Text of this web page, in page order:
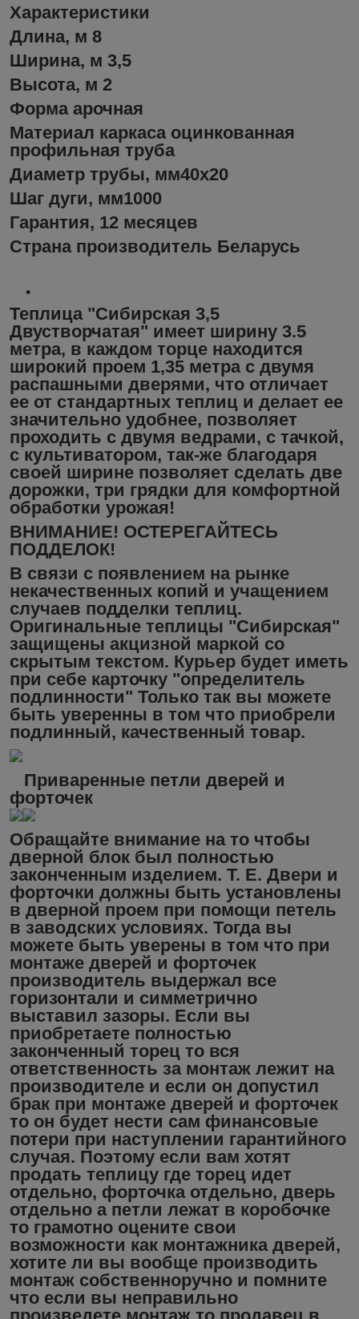
Характеристики
Длина, м 8
Ширина, м 3,5
Высота, м 2
Форма арочная
Материал каркаса оцинкованная
профильная труба
Диаметр трубы, мм40x20
Шаг дуги, мм1000
Гарантия, 12 месяцев
Страна производитель Беларусь
Теплица "Сибирская 3,5
Двустворчатая" имеет ширину 3.5
метра, в каждом торце находится
широкий проем 1,35 метра с двумя
распашными дверями, что отличает
ее от стандартных теплиц и делает ее
значительно удобнее, позволяет
проходить с двумя ведрами, с тачкой,
с культиватором, так-же благодаря
своей ширине позволяет сделать две
дорожки, три грядки для комфортной
обработки урожая!
ВНИМАНИЕ! ОСТЕРЕГАЙТЕСЬ
ПОДДЕЛОК!
В связи с появлением на рынке
некачественных копий и учащением
случаев подделки теплиц.
Оригинальные теплицы "Сибирская"
защищены акцизной маркой со
скрытым текстом. Курьер будет иметь
при себе карточку "определитель
подлинности" Только так вы можете
быть уверенны в том что приобрели
подлинный, качественный товар.
Приваренные петли дверей и
форточек
Обращайте внимание на то чтобы
дверной блок был полностью
законченным изделием. Т. Е. Двери и
форточки должны быть установлены
в дверной проем при помощи петель
в заводских условиях. Тогда вы
можете быть уверены в том что при
монтаже дверей и форточек
производитель выдержал все
горизонтали и симметрично
выставил зазоры. Если вы
приобретаете полностью
законченный торец то вся
ответственность за монтаж лежит на
производителе и если он допустил
брак при монтаже дверей и форточек
то он будет нести сам финансовые
потери при наступлении гарантийного
случая. Поэтому если вам хотят
продать теплицу где торец идет
отдельно, форточка отдельно, дверь
отдельно а петли лежат в коробочке
то грамотно оцените свои
возможности как монтажника дверей,
хотите ли вы вообще производить
монтаж собственноручно и помните
что если вы неправильно